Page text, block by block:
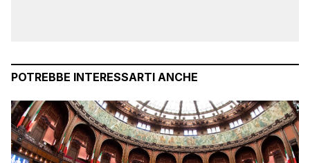
POTREBBE INTERESSARTI ANCHE